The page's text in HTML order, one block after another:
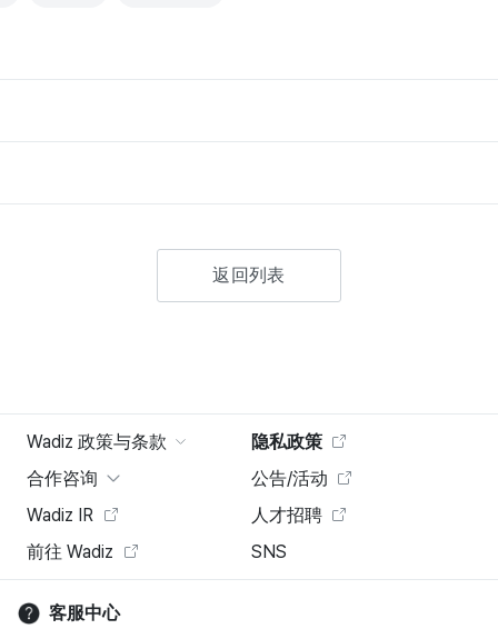
返回列表
Wadiz 政策与条款
隐私政策
合作咨询
公告/活动
Wadiz IR
人才招聘
前往 Wadiz
SNS
客服中心